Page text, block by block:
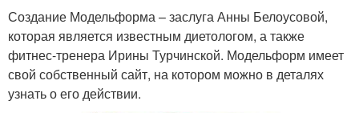
Создание Модельформа – заслуга Анны Белоусовой,
которая является известным диетологом, а также
фитнес-тренера Ирины Турчинской. Модельформ имеет
свой собственный сайт, на котором можно в деталях
узнать о его действии.